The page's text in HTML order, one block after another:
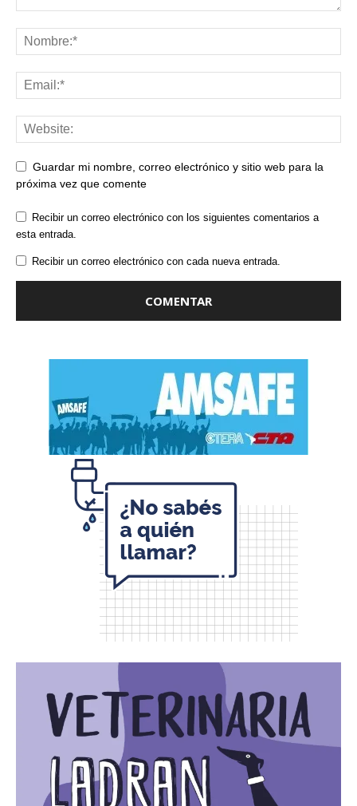
Guardar mi nombre, correo electrónico y sitio web para la
próxima vez que comente
Recibir un correo electrónico con los siguientes comentarios a
esta entrada.
Recibir un correo electrónico con cada nueva entrada.